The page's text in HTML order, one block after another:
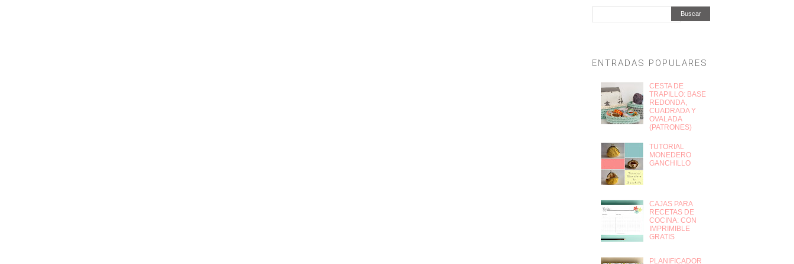
Buscar
ENTRADAS POPULARES
CESTA DE
TRAPILLO: BASE
REDONDA,
CUADRADA Y
OVALADA
(PATRONES)
TUTORIAL
MONEDERO
GANCHILLO
CAJAS PARA
RECETAS DE
COCINA: CON
IMPRIMIBLE
GRATIS
PLANIFICADOR